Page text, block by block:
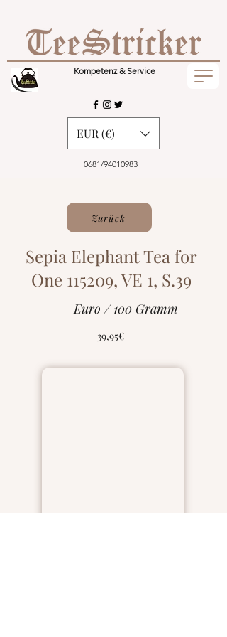
Kompetenz & Service
0681/94010983
EUR (€)
Zurück
Sepia Elephant Tea for
One 115209, VE 1, S.39
Euro / 100 Gramm
39,95€